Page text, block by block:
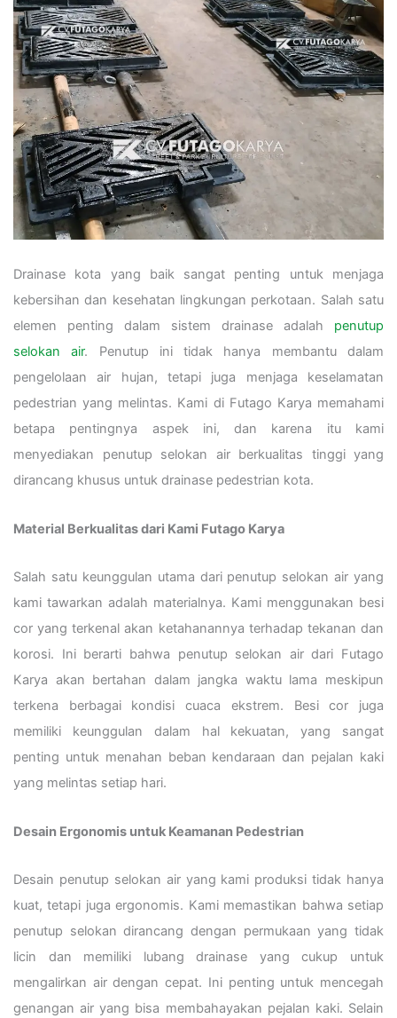
Drainase kota yang baik sangat penting untuk menjaga
kebersihan dan kesehatan lingkungan perkotaan. Salah satu
elemen penting dalam sistem drainase adalah penutup
selokan air. Penutup ini tidak hanya membantu dalam
pengelolaan air hujan, tetapi juga menjaga keselamatan
pedestrian yang melintas. Kami di Futago Karya memahami
betapa pentingnya aspek ini, dan karena itu kami
menyediakan penutup selokan air berkualitas tinggi yang
dirancang khusus untuk drainase pedestrian kota.
Material Berkualitas dari Kami Futago Karya
Salah satu keunggulan utama dari penutup selokan air yang
kami tawarkan adalah materialnya. Kami menggunakan besi
cor yang terkenal akan ketahanannya terhadap tekanan dan
korosi. Ini berarti bahwa penutup selokan air dari Futago
Karya akan bertahan dalam jangka waktu lama meskipun
terkena berbagai kondisi cuaca ekstrem. Besi cor juga
memiliki keunggulan dalam hal kekuatan, yang sangat
penting untuk menahan beban kendaraan dan pejalan kaki
yang melintas setiap hari.
Desain Ergonomis untuk Keamanan Pedestrian
Desain penutup selokan air yang kami produksi tidak hanya
kuat, tetapi juga ergonomis. Kami memastikan bahwa setiap
penutup selokan dirancang dengan permukaan yang tidak
licin dan memiliki lubang drainase yang cukup untuk
mengalirkan air dengan cepat. Ini penting untuk mencegah
genangan air yang bisa membahayakan pejalan kaki. Selain